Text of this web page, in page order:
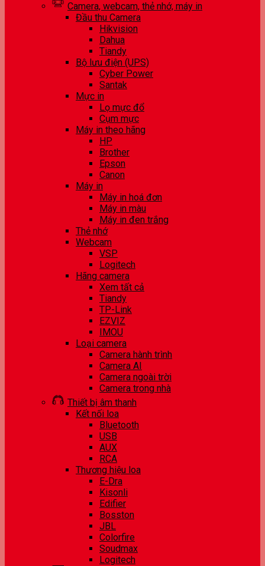
Camera, webcam, thẻ nhớ, máy in
Đầu thu Camera
Hikvision
Dahua
Tiandy
Bộ lưu điện (UPS)
Cyber Power
Santak
Mực in
Lọ mực đổ
Cụm mực
Máy in theo hãng
HP
Brother
Epson
Canon
Máy in
Máy in hoá đơn
Máy in màu
Máy in đen trắng
Thẻ nhớ
Webcam
VSP
Logitech
Hãng camera
Xem tất cả
Tiandy
TP-Link
EZVIZ
IMOU
Loại camera
Camera hành trình
Camera AI
Camera ngoài trời
Camera trong nhà
Thiết bị âm thanh
Kết nối loa
Bluetooth
USB
AUX
RCA
Thương hiệu loa
E-Dra
Kisonli
Edifier
Bosston
JBL
Colorfire
Soudmax
Logitech